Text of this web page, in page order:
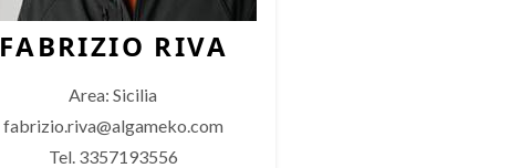
FABRIZIO RIVA
Area: Sicilia
fabrizio.riva@algameko.com
Tel. 3357193556